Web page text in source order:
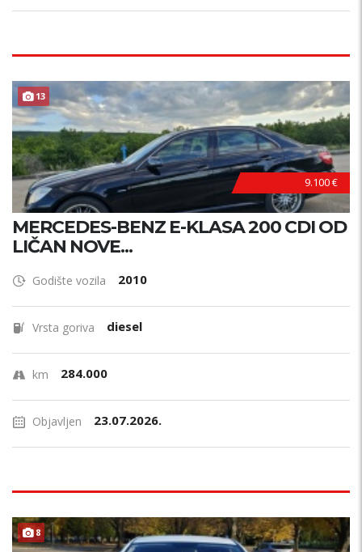
13
9.100 €
MERCEDES-BENZ E-KLASA 200 CDI OD
LIČAN NOVE...
Godište vozila 2010
Vrsta goriva diesel
km 284.000
Objavljen 23.07.2026.
8